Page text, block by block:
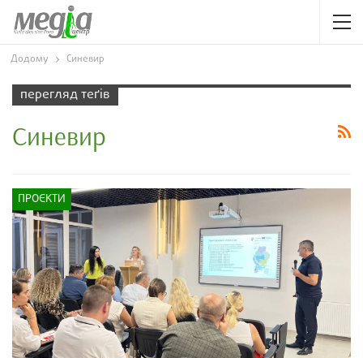
Додому Синевир
перегляд теґів
Синевир
ПРОЄКТИ